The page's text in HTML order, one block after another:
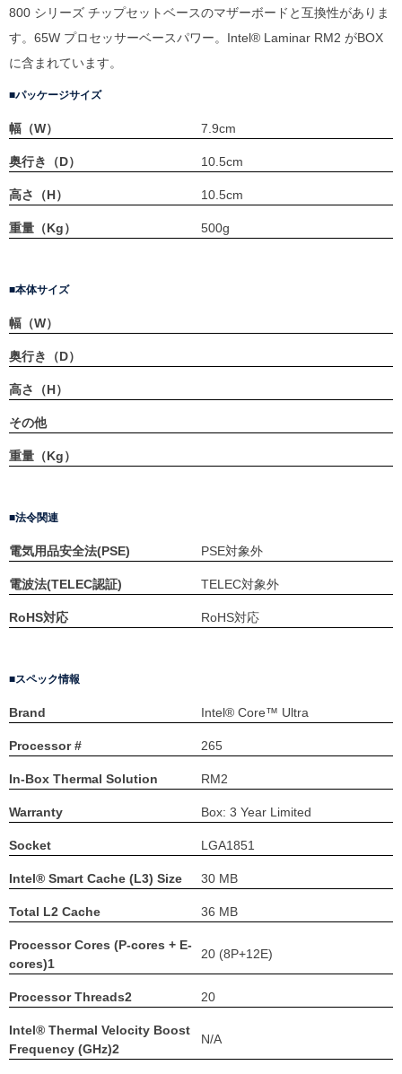
800 シリーズ チップセットベースのマザーボードと互換性がありま
す。65W プロセッサーベースパワー。Intel® Laminar RM2 がBOX
に含まれています。
パッケージサイズ
幅（W） 7.9cm
奥行き（D） 10.5cm
高さ（H） 10.5cm
重量（Kg） 500g
本体サイズ
幅（W）
奥行き（D）
高さ（H）
その他
重量（Kg）
法令関連
電気用品安全法(PSE) PSE対象外
電波法(TELEC認証) TELEC対象外
RoHS対応 RoHS対応
スペック情報
Brand Intel® Core™ Ultra
Processor # 265
In-Box Thermal Solution RM2
Warranty Box: 3 Year Limited
Socket LGA1851
Intel® Smart Cache (L3) Size 30 MB
Total L2 Cache 36 MB
Processor Cores (P-cores + E-
cores)1
20 (8P+12E)
Processor Threads2 20
Intel® Thermal Velocity Boost
Frequency (GHz)2
N/A